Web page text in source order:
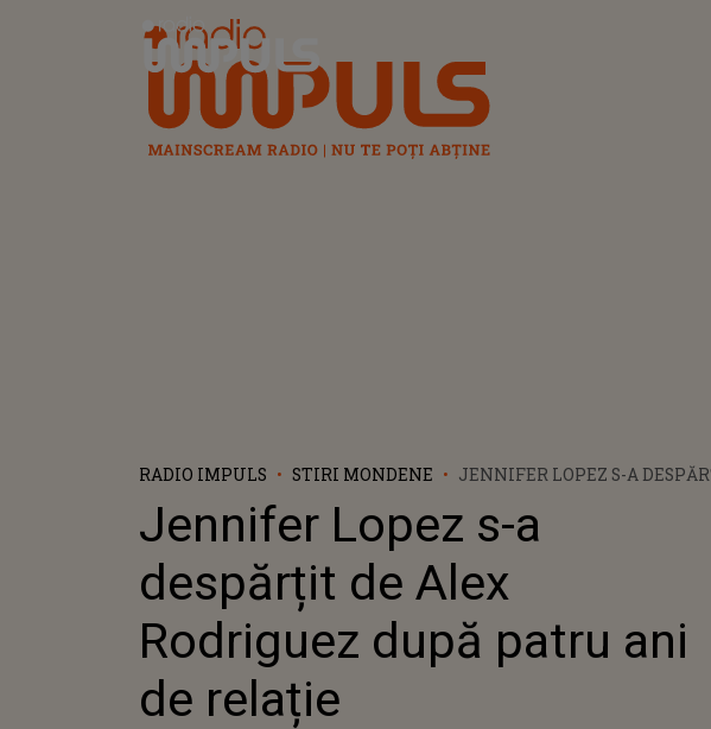
Radio Impuls
RADIO IMPULS STIRI MONDENE
JENNIFER LOPEZ S-A
PATRU ANI DE RELAȚIE
Jennifer Lopez s-a
despărțit de Alex
Rodriguez după patru ani
de relație